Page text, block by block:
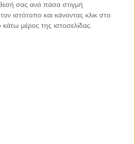
σας ανά πάσα στιγμή
ιστότοπο και κάνοντας κλικ στο
μέρος της ιστοσελίδας.